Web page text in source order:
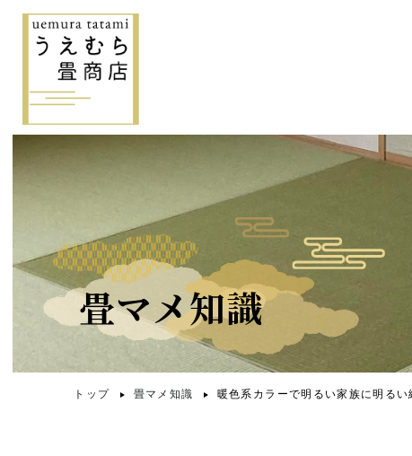
畳マメ知識
トップ 畳マメ知識 暖色系カラーで明るい家族に明るい